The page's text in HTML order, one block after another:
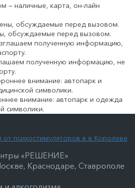
— наличные, карта, он-лайн
обсуждаемые перед вызовом.
полученную информацию, не
внимание: автопарк и одежда
символики.
«РЕШЕНИЕ»
Краснодаре, Ставрополе